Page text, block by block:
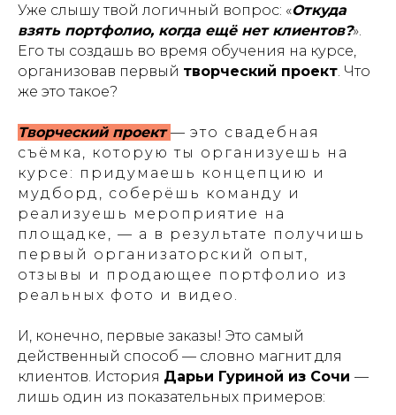
Уже слышу твой логичный вопрос: «Откуда
взять портфолио, когда ещё нет клиентов?».
Его ты создашь во время обучения на курсе,
организовав первый творческий проект . Что
же это такое?
Творческий проект— это свадебная
съёмка, которую ты организуешь на
курсе: придумаешь концепцию и
мудборд, соберёшь команду и
реализуешь мероприятие на
площадке, — а в результате получишь
первый организаторский опыт,
отзывы и продающее портфолио из
реальных фото и видео.
И, конечно, первые заказы! Это самый
действенный способ — словно магнит для
клиентов. История Дарьи Гуриной из Сочи —
лишь один из показательных примеров: